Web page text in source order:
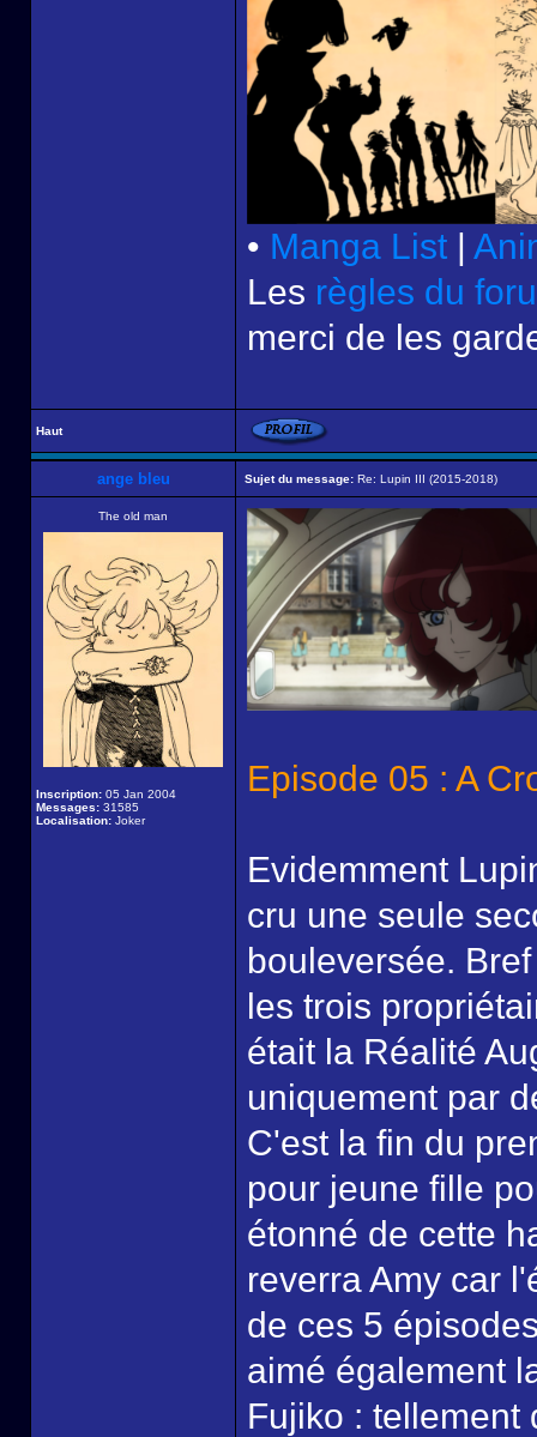
• Manga List |
Les règles du
merci de les
Haut
ange bleu Sujet du message: Re: Lupin III (2015-2018)
The old man
Inscription: 05 Jan 2004
Messages: 31585
Localisation: Joker
Episode 05 : A
Evidemment
cru une seule
bouleversée.
les trois
était la Réalité
uniquement par
C'est la fin du
pour jeune fille
étonné de cette
reverra Amy car
de ces 5
aimé également
Fujiko : tellement